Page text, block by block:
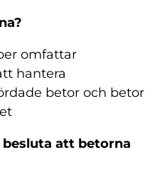
omfattar
hantera
betor och betor
att betorna